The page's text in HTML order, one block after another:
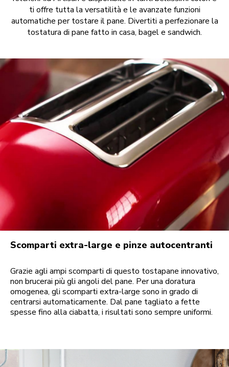
ti offre tutta la versatilità e le avanzate funzioni
automatiche per tostare il pane. Divertiti a perfezionare la
tostatura di pane fatto in casa, bagel e sandwich.
Scomparti extra-large e pinze autocentranti
Grazie agli ampi scomparti di questo tostapane innovativo,
non brucerai più gli angoli del pane. Per una doratura
omogenea, gli scomparti extra-large sono in grado di
centrarsi automaticamente. Dal pane tagliato a fette
spesse fino alla ciabatta, i risultati sono sempre uniformi.